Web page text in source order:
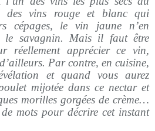
des vins rouge et blanc qui
cépages, le vin jaune n’en
le savagnin. Mais il faut être
réellement apprécier ce vin,
Par contre, en cuisine,
et quand vous aurez
mijotée dans ce nectar et
morilles gorgées de crème…
mots pour décrire cet instant